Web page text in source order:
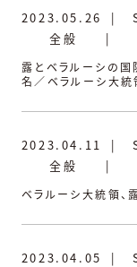
2023.05.26 |
全般
|
露とベラルーシの
名／ベラルーシ大統
2023.04.11 |
全般
|
ベラルーシ大統領
2023.04.05 |